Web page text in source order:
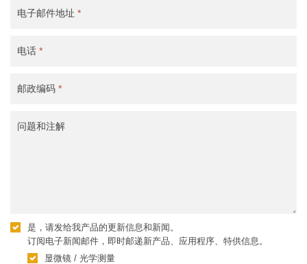
电子邮件地址 *
电话 *
邮政编码 *
问题和注解
是，请发给我产品的更新信息和新闻。
订阅电子新闻邮件，即时邮递新产品、应用程序、特供信息。
显微镜 / 光学测量